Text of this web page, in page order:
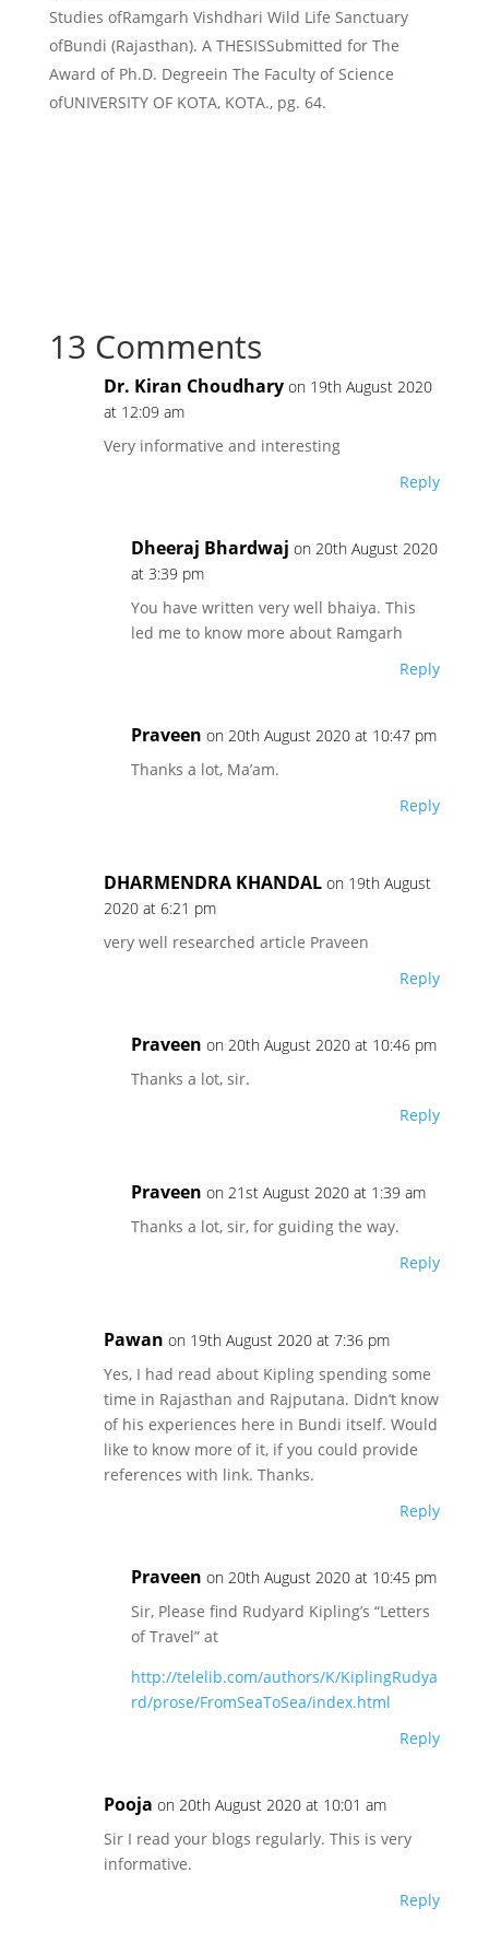
Studies ofRamgarh Vishdhari Wild Life Sanctuary
ofBundi (Rajasthan). A THESISSubmitted for The
Award of Ph.D. Degreein The Faculty of Science
ofUNIVERSITY OF KOTA, KOTA., pg. 64.
13 Comments
Dr. Kiran Choudhary on 19th August 2020
at 12:09 am
Very informative and interesting
Reply
Dheeraj Bhardwaj on 20th August 2020
at 3:39 pm
You have written very well bhaiya. This
led me to know more about Ramgarh
Reply
Praveen on 20th August 2020 at 10:47 pm
Thanks a lot, Ma’am.
Reply
DHARMENDRA KHANDAL on 19th August
2020 at 6:21 pm
very well researched article Praveen
Reply
Praveen on 20th August 2020 at 10:46 pm
Thanks a lot, sir.
Reply
Praveen on 21st August 2020 at 1:39 am
Thanks a lot, sir, for guiding the way.
Reply
Pawan on 19th August 2020 at 7:36 pm
Yes, I had read about Kipling spending some
time in Rajasthan and Rajputana. Didn’t know
of his experiences here in Bundi itself. Would
like to know more of it, if you could provide
references with link. Thanks.
Reply
Praveen on 20th August 2020 at 10:45 pm
Sir, Please find Rudyard Kipling’s “Letters
of Travel” at
http://telelib.com/authors/K/KiplingRudya
rd/prose/FromSeaToSea/index.html
Reply
Pooja on 20th August 2020 at 10:01 am
Sir I read your blogs regularly. This is very
informative.
Reply